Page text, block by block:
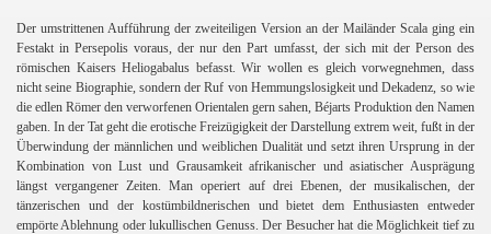
Der umstrittenen Aufführung der zweiteiligen Version an der Mailänder Scala ging ein
Festakt in Persepolis voraus, der nur den Part umfasst, der sich mit der Person des
römischen Kaisers Heliogabalus befasst. Wir wollen es gleich vorwegnehmen, dass
nicht seine Biographie, sondern der Ruf von Hemmungslosigkeit und Dekadenz, so wie
die edlen Römer den verworfenen Orientalen gern sahen, Béjarts Produktion den Namen
gaben. In der Tat geht die erotische Freizügigkeit der Darstellung extrem weit, fußt in der
Überwindung der männlichen und weiblichen Dualität und setzt ihren Ursprung in der
Kombination von Lust und Grausamkeit afrikanischer und asiatischer Ausprägung
längst vergangener Zeiten. Man operiert auf drei Ebenen, der musikalischen, der
tänzerischen und der kostümbildnerischen und bietet dem Enthusiasten entweder
empörte Ablehnung oder lukullischen Genuss. Der Besucher hat die Möglichkeit tief zu